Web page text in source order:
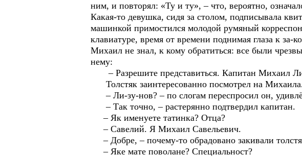
ним, и повторял: «Ту и ту», – что, вероятно,
Какая-то девушка, сидя за столом, подписывала
машинкой примостился молодой румяный
клавиатуре, время от времени поднимая глаза к за-
Михаил не знал, к кому обратиться: все были
нему:
– Разрешите представиться. Капитан Михаил
Толстяк заинтересованно посмотрел на
– Ли-зу-нов? – по слогам переспросил он,
– Так точно, – растерянно подтвердил капитан.
– Як именуете татинка? Отца?
– Савелий. Я Михаил Савельевич.
– Добре, – почему-то обрадовано закивали
– Яке мате поволане? Специальност?